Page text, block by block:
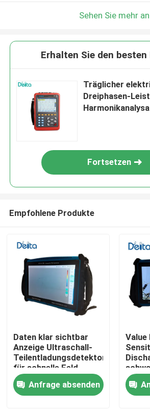
Zu Hause
Produkte
Sehen Sie mehr an
Erhalten Sie den
Träglicher
Dreiphasen-
Fortsetzen
Empfohlene Produkte
Daten klar sichtbar
Anzeige Ultraschall-
Teilentladungsdetektor
für schnelle Feld
Ergebnis Bestätigung
Anfrage absenden
Value